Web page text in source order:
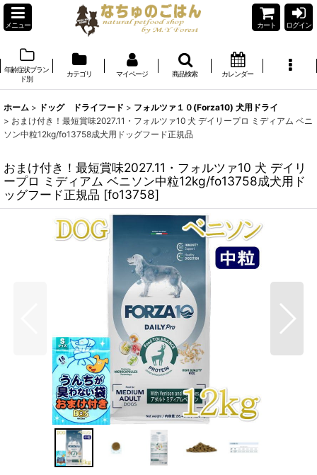
メニュー カート ログイン
年齢症状ブラン
ド別
カテゴリ マイページ 商品検索 カレンダー
ホーム > ドッグ ドライフード > フォルツァ１０(Forza10) 犬用ドライ
> おまけ付き！最短賞味2027.11・フォルツァ10 犬 デイリープロ ミディアム ベニ
ソン中粒12kg/fo13758成犬用ドッグフード正規品
おまけ付き！最短賞味2027.11・フォルツァ10 犬 デイリ
ープロ ミディアム ベニソン中粒12kg/fo13758成犬用ド
ッグフード正規品 [fo13758]